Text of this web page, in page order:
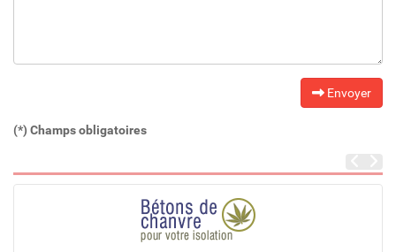
Envoyer
(*) Champs obligatoires